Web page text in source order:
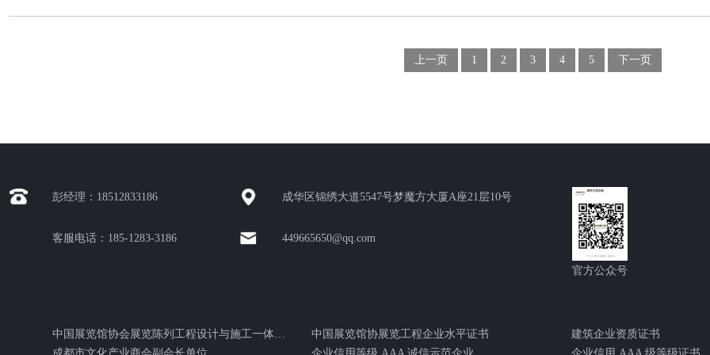
上一页 1 2 3 4 5 下一页
彭经理：18512833186
客服电话：185-1283-3186
成华区锦绣大道5547号梦魔方大厦A座21层10号
449665650@qq.com
官方公众号
中国展览馆协会展览陈列工程设计与施工一体化证书 中国展览馆协展览工程企业水平证书
建筑企业资质证书